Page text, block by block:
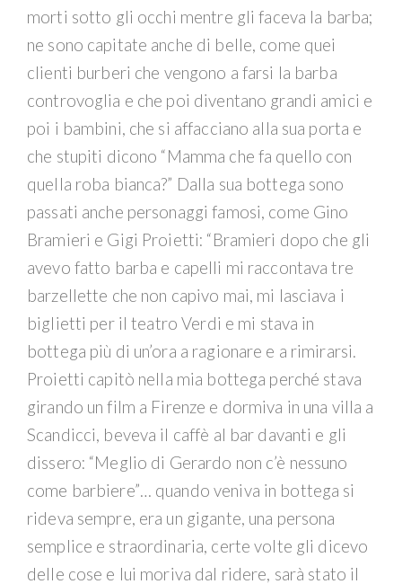
morti sotto gli occhi mentre gli faceva la barba;
ne sono capitate anche di belle, come quei
clienti burberi che vengono a farsi la barba
controvoglia e che poi diventano grandi amici e
poi i bambini, che si affacciano alla sua porta e
che stupiti dicono “Mamma che fa quello con
quella roba bianca?” Dalla sua bottega sono
passati anche personaggi famosi, come Gino
Bramieri e Gigi Proietti: “Bramieri dopo che gli
avevo fatto barba e capelli mi raccontava tre
barzellette che non capivo mai, mi lasciava i
biglietti per il teatro Verdi e mi stava in
bottega più di un’ora a ragionare e a rimirarsi.
Proietti capitò nella mia bottega perché stava
girando un film a Firenze e dormiva in una villa a
Scandicci, beveva il caffè al bar davanti e gli
dissero: “Meglio di Gerardo non c’è nessuno
come barbiere”… quando veniva in bottega si
rideva sempre, era un gigante, una persona
semplice e straordinaria, certe volte gli dicevo
delle cose e lui moriva dal ridere, sarà stato il